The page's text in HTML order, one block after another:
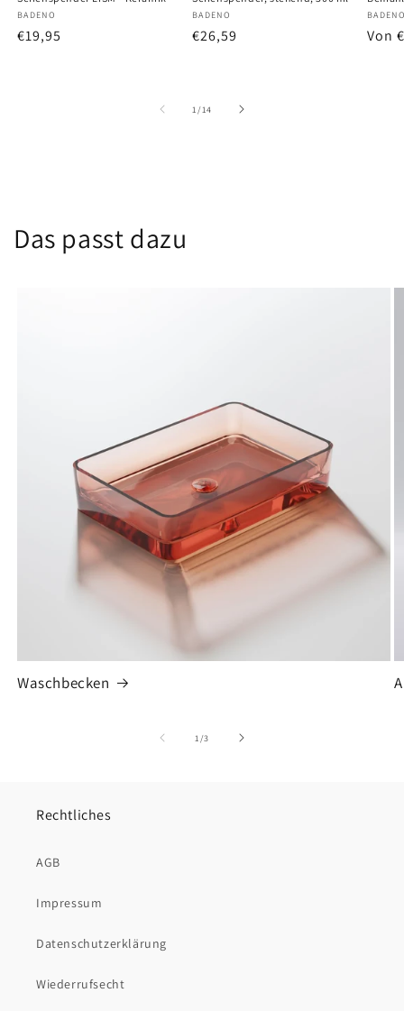
Anbieter:
BADENO
Normaler
€19,95
Anbieter:
BADENO
Normaler
€26,59 Von
1 /von
14
Das passt dazu
Waschbecken
1 /von
3
Rechtliches
AGB
Impressum
Datenschutzerklärung
Wiederrufsecht